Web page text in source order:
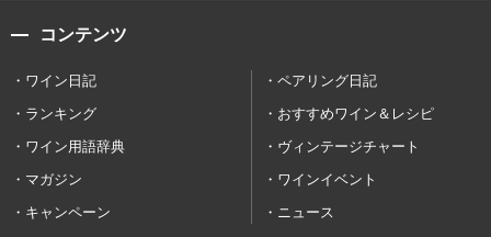
コンテンツ
ワイン日記
ペアリング日記
ランキング
おすすめワイン＆レシピ
ワイン用語辞典
ヴィンテージチャート
マガジン
ワインイベント
キャンペーン
ニュース